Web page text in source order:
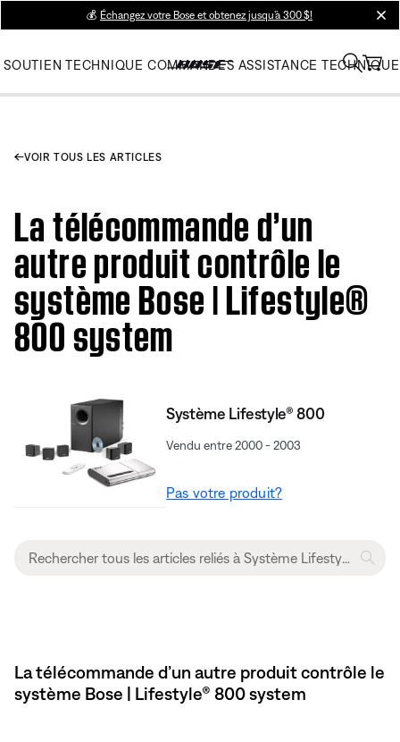
💰 Échangez votre Bose et obtenez jusqu’à 300 $!
SOUTIEN TECHNIQUE COMMANDES ASSISTANCE TECHNIQUE
VOIR TOUS LES ARTICLES
La télécommande d’un
autre produit contrôle le
système Bose | Lifestyle®
800 system
Système Lifestyle® 800
Vendu entre 2000 - 2003
Pas votre produit?
La télécommande d’un autre produit contrôle le
système Bose | Lifestyle® 800 system